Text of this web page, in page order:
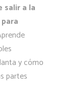
salir a la
y cómo
partes